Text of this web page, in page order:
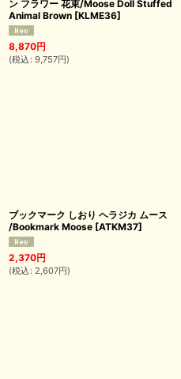
ン フラワー 花束/Moose Doll Stuffed
Animal Brown [KLME36]
8,870円
(税込 : 9,757円)
ブックマーク しおり ヘラジカ ムース
/Bookmark Moose [ATKM37]
2,370円
(税込 : 2,607円)